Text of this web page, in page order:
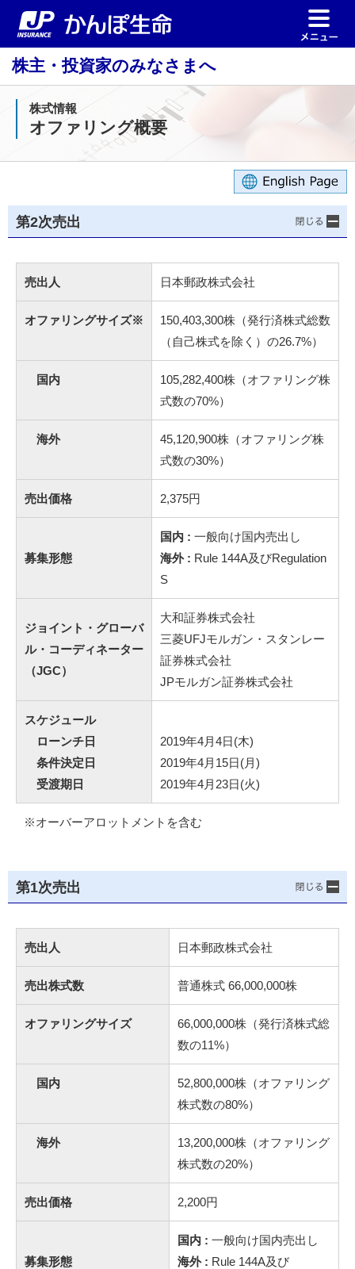
株主・投資家のみなさまへ
株式情報
オファリング概要
第2次売出
売出人 日本郵政株式会社
オファリングサイズ※
150,403,300株（発行済株式総数
（自己株式を除く）の26.7%）
国内
105,282,400株（オファリング株
式数の70%）
海外
45,120,900株（オファリング株
式数の30%）
売出価格 2,375円
募集形態
国内 : 一般向け国内売出し
海外 : Rule 144A及びRegulation
S
ジョイント・グローバ
ル・コーディネーター
（JGC）
大和証券株式会社
三菱UFJモルガン・スタンレー
証券株式会社
JPモルガン証券株式会社
スケジュール
ローンチ日
条件決定日
受渡期日
2019年4月4日(木)
2019年4月15日(月)
2019年4月23日(火)
※オーバーアロットメントを含む
第1次売出
売出人 日本郵政株式会社
売出株式数 普通株式 66,000,000株
オファリングサイズ
66,000,000株（発行済株式総
数の11%）
国内
52,800,000株（オファリング
株式数の80%）
海外
13,200,000株（オファリング
株式数の20%）
売出価格 2,200円
募集形態
国内 : 一般向け国内売出し
海外 : Rule 144A及び